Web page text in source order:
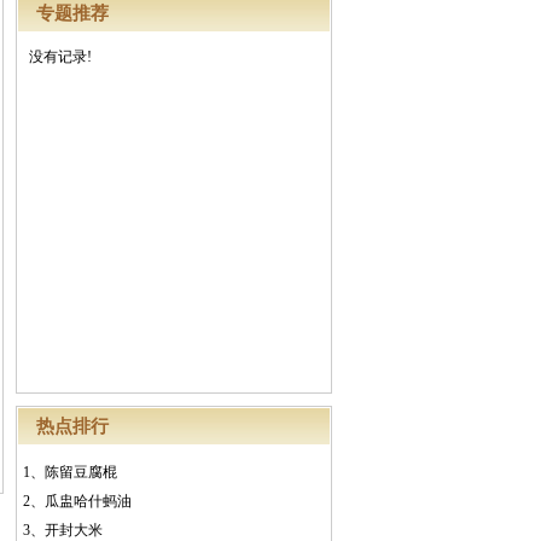
专题推荐
没有记录!
热点排行
1、 陈留豆腐棍
2、 瓜盅哈什蚂油
3、 开封大米